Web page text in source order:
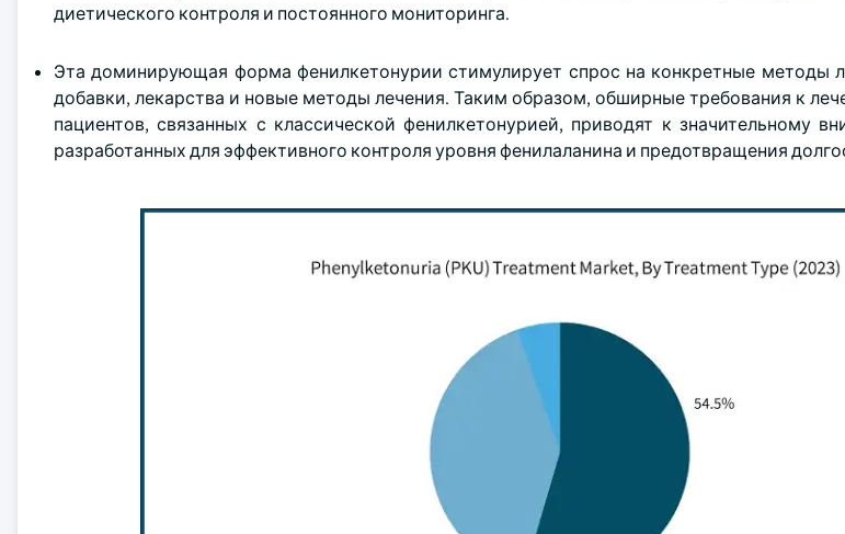
диетического контроля и постоянного мониторинга.
Эта доминирующая форма фенилкетонурии стимулирует спрос на конкретные методы
добавки, лекарства и новые методы лечения. Таким образом, обширные требования к
пациентов, связанных с классической фенилкетонурией, приводят к значительному
разработанных для эффективного контроля уровня фенилаланина и предотвращения